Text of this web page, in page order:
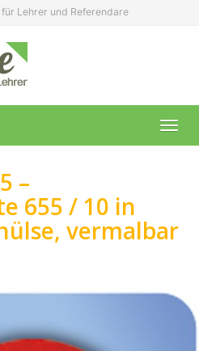
Lehrer und Referendare
–
655 / 10 in
vermalbar